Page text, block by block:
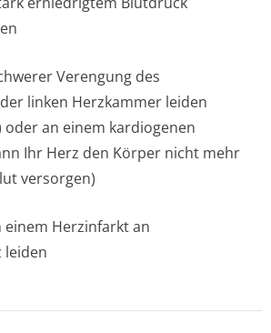
Verengung des
linken Herzkammer leiden
an einem kardiogenen
Ihr Herz den Körper nicht mehr
versorgen)
einem Herzinfarkt an
leiden